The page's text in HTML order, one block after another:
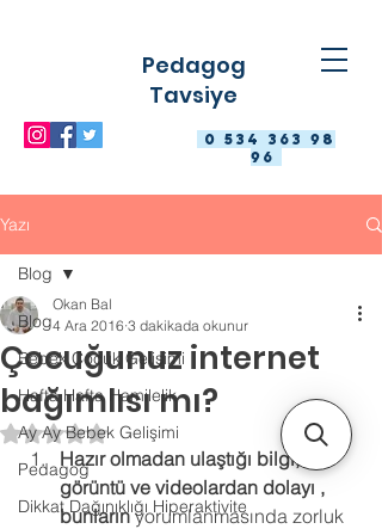
0 534 363 98
96
Pedagog
Tavsiye
Yazı
Blog
Bebek Çocuk Gelişimi
Hafta Hafta Hamilelik
Ay Ay Bebek Gelişimi
Pedagog
Dikkat Dağınıklığı Hiperaktivite
Blog
Çocuğunuz internet
bağımlısı mı?
Okan Bal
4 Ara 2016 3 dakikada okunur
5 üzerinden NaN yıldız
Hazır olmadan ulaştığı bilgi,
görüntü ve videolardan dolayı ,
bunların yorumlanmasında zorluk